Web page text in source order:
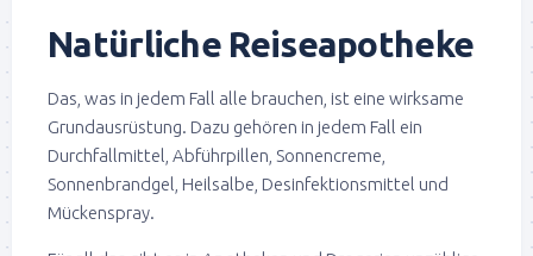
Natürliche Reiseapotheke
Das, was in jedem Fall alle brauchen, ist eine wirksame
Grundausrüstung. Dazu gehören in jedem Fall ein
Durchfallmittel, Abführpillen, Sonnencreme,
Sonnenbrandgel, Heilsalbe, Desinfektionsmittel und
Mückenspray.